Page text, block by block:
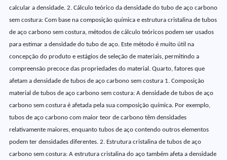
calcular a densidade. 2. Cálculo teórico da densidade do tubo de aço carbono
sem costura: Com base na composição química e estrutura cristalina de tubos
de aço carbono sem costura, métodos de cálculo teóricos podem ser usados
para estimar a densidade do tubo de aço. Este método é muito útil na
concepção do produto e estágios de seleção de materiais, permitindo a
compreensão precoce das propriedades do material. Quarto, fatores que
afetam a densidade de tubos de aço carbono sem costura 1. Composição
material de tubos de aço carbono sem costura: A densidade de tubos de aço
carbono sem costura é afetada pela sua composição química. Por exemplo,
tubos de aço carbono com maior teor de carbono têm densidades
relativamente maiores, enquanto tubos de aço contendo outros elementos
podem ter densidades diferentes. 2. Estrutura cristalina de tubos de aço
carbono sem costura: A estrutura cristalina do aço também afeta a densidade